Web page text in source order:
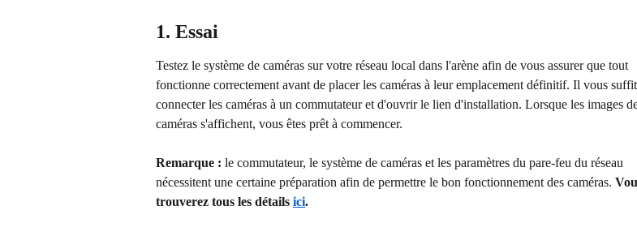
1. Essai
Testez le système de caméras sur votre réseau local dans l'arène afin de vous assurer que tout
fonctionne correctement avant de placer les caméras à leur emplacement définitif. Il vous
connecter les caméras à un commutateur et d'ouvrir le lien d'installation. Lorsque les images
caméras s'affichent, vous êtes prêt à commencer.
Remarque : le commutateur, le système de caméras et les paramètres du pare-feu du réseau
nécessitent une certaine préparation afin de permettre le bon fonctionnement des caméras.
trouverez tous les détails ici.